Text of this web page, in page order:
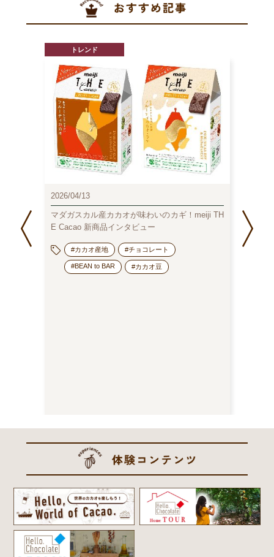
トレンド
2026/04/13
マダガスカル産カカオが味わいのカギ！meiji TH
E Cacao 新商品インタビュー
#カカオ産地 #チョコレート
#BEAN to BAR #カカオ豆
2026